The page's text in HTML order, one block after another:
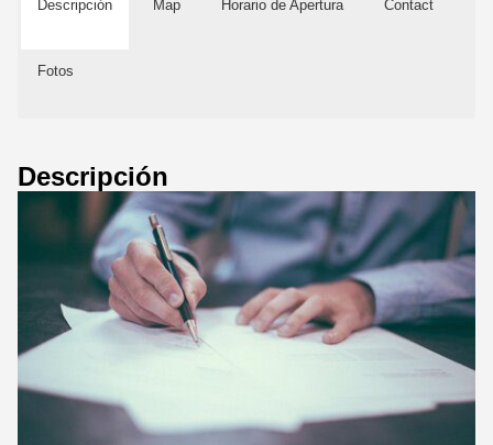
Descripción Map Horario de Apertura Contact
Fotos
Descripción